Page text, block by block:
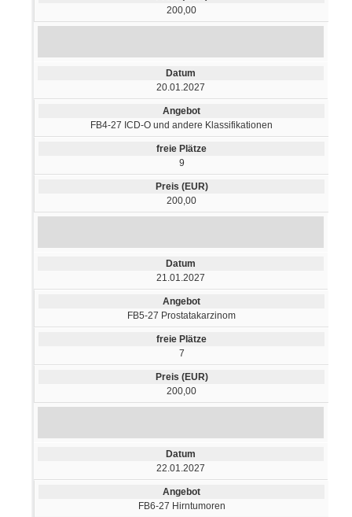
200,00
20.01.2027
FB4-27 ICD-O und andere Klassifikationen
9
200,00
21.01.2027
FB5-27 Prostatakarzinom
7
200,00
22.01.2027
FB6-27 Hirntumoren